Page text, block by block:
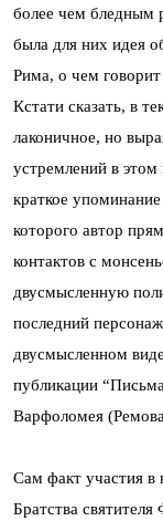
более чем бледным
была для них идея
Рима, о чем
Кстати сказать, в
лаконичное, но
устремлений в этом
краткое
которого автор
контактов с
двусмысленную
последний
двусмысленном
публикации
Варфоломея
Сам факт участия в
Братства